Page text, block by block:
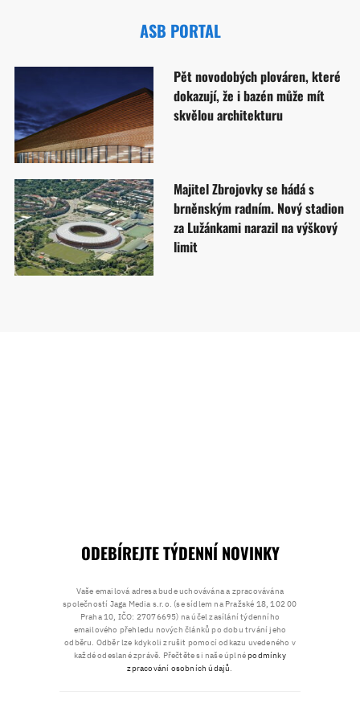
ASB PORTAL
Pět novodobých plováren, které
dokazují, že i bazén může mít
skvělou architekturu
Majitel Zbrojovky se hádá s
brněnským radním. Nový stadion
za Lužánkami narazil na výškový
limit
ODEBÍREJTE TÝDENNÍ NOVINKY
Vaše emailová adresa bude uchovávána a zpracovávána
společností Jaga Media s.r.o. (se sídlem na Pražské 18, 102 00
Praha 10, IČO: 27076695) na účel zasílání týdenního
emailového přehledu nových článků po dobu trvání jeho
odběru. Odběr lze kdykoli zrušit pomocí odkazu uvedeného v
každé odeslané zprávě. Přečtěte si naše úplnépodmínky
zpracování osobních údajů.